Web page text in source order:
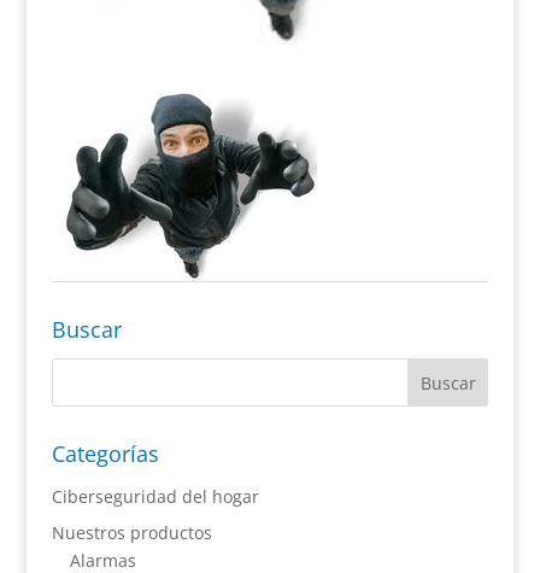
Buscar
Categorías
Ciberseguridad del hogar
Nuestros productos
Alarmas